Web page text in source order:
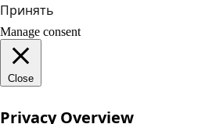
Принять
Manage consent
Close
Privacy Overview